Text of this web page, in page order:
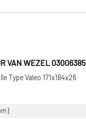
VAN WEZEL 03006385
Type Valeo 171x184x26